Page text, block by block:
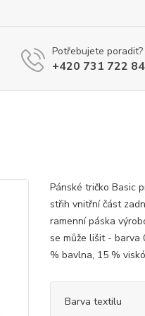
Potřebujete poradit?
+420 731 722
Pánské tričko Basic
střih vnitřní část
ramenní páska
se může lišit -
% bavlna, 15 %
Barva textilu